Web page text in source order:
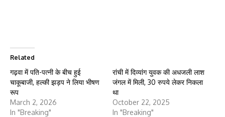
Related
गढ़वा में पति-पत्नी के बीच हुई
चाकूबाजी, हल्की झड़प ने लिया भीषण
रूप
March 2, 2026
In "Breaking"
रांची में दिव्यांग युवक की अधजली लाश
जंगल में मिली, 30 रुपये लेकर निकला
था
October 22, 2025
In "Breaking"